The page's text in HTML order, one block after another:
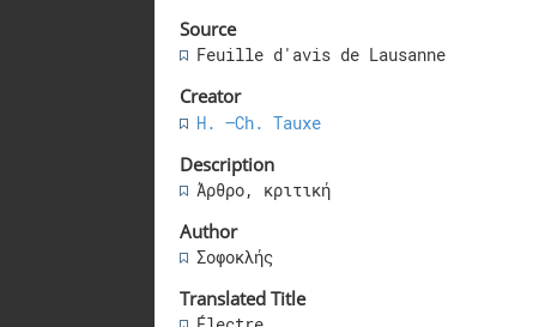
Source
Feuille d'avis de Lausanne
Creator
H. –Ch. Tauxe
Description
Άρθρο, κριτική
Author
Σοφοκλής
Translated Title